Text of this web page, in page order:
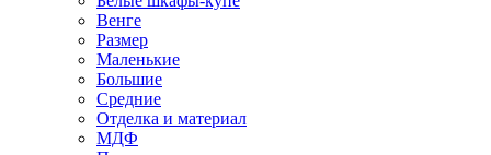
Венге
Размер
Маленькие
Большие
Средние
Отделка и материал
МДФ